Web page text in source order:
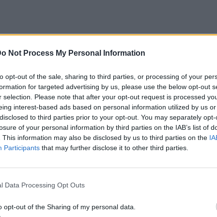
Not Process My Personal Information
opt-out of the sale, sharing to third parties, or processing of your
for targeted advertising by us, please use the below opt-out
selection. Please note that after your opt-out request is processed
interest-based ads based on personal information utilized by us
to third parties prior to your opt-out. You may separately
of your personal information by third parties on the IAB’s list of
This information may also be disclosed by us to third parties on the
Participants that may further disclose it to other third parties.
Data Processing Opt Outs
opt-out of the Sharing of my personal data.
Θάνου κατέκτησαν το χρυσό
την πρώτη θέση σε έναν συγκλονιστικό
διαφορές.
262.3942 βαθμούς, αφήνοντας στη
και Νάο Σιραχάσε από την Ιαπωνία
Γκιζάλ Ακμπάρ και Κανάκο Φιλντ από τις
που κατακτά η χώρα μας στο